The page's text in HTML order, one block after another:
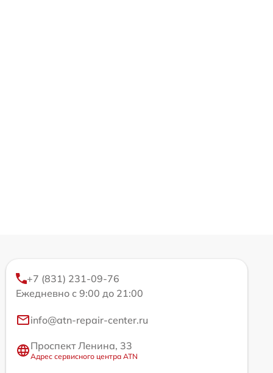
+7 (831) 231-09-76
Ежедневно с 9:00 до 21:00
info@atn-repair-center.ru
Проспект Ленина, 33
Адрес сервисного центра ATN